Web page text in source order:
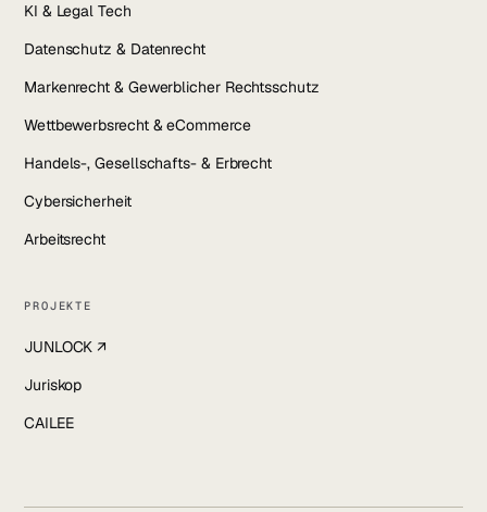
KI & Legal Tech
Datenschutz & Datenrecht
Markenrecht & Gewerblicher Rechtsschutz
Wettbewerbsrecht & eCommerce
Handels-, Gesellschafts- & Erbrecht
Cybersicherheit
Arbeitsrecht
PROJEKTE
JUNLOCK ↗
Juriskop
CAILEE